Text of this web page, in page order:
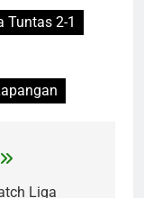
Tuntas 2-1
Liga